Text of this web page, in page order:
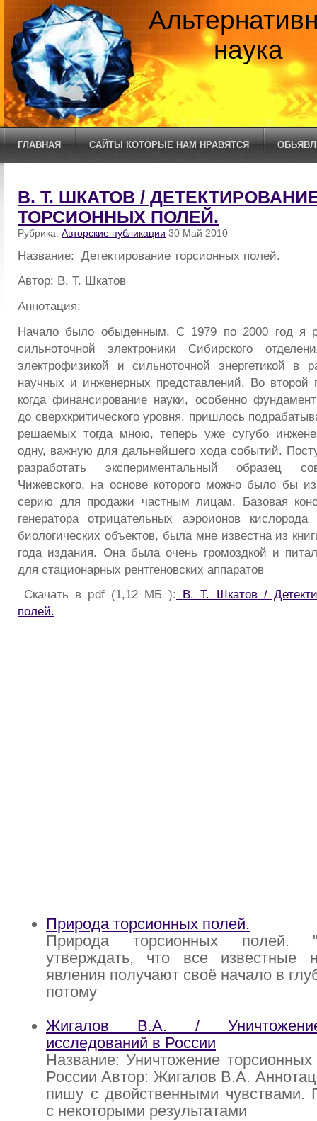
наука
ГЛАВНАЯ САЙТЫ КОТОРЫЕ НАМ НРАВЯТСЯ
В. Т. ШКАТОВ /
ТОРСИОННЫХ ПОЛЕЙ.
Рубрика: Авторские публикации 30 Май 2010
Название: Детектирование торсионных полей.
Автор: В. Т. Шкатов
Аннотация:
Начало было обыденным. С 1979 по 2000 год я
сильноточной электроники Сибирского
электрофизикой и сильноточной энергетикой в
научных и инженерных представлений. Во второй
когда финансирование науки, особенно
до сверхкритического уровня, пришлось
решаемых тогда мною, теперь уже сугубо
одну, важную для дальнейшего хода событий.
разработать экспериментальный образец
Чижевского, на основе которого можно было бы
серию для продажи частным лицам. Базовая
генератора отрицательных аэроионов
биологических объектов, была мне известна из
года издания. Она была очень громоздкой и
для стационарных рентгеновских аппаратов
Скачать в pdf (1,12 МБ ): В. Т. Шкатов /
полей.
Природа торсионных полей.
Природа торсионных полей.
утверждать, что все известные
явления получают своё начало в
потому
Жигалов В.А. /
исследований в России
Название: Уничтожение
России Автор: Жигалов В.А.
пишу с двойственными чувствами.
с некоторыми результатами